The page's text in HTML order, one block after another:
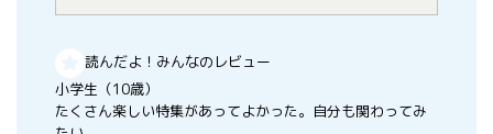
読んだよ！みんなのレビュー
小学生（10歳）
たくさん楽しい特集があってよかった。自分も関わってみ